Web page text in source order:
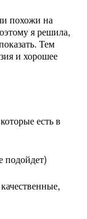
похожи на
я решила,
Тем
и хорошее
есть в
подойдет)